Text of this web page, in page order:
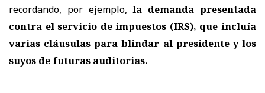
recordando, por ejemplo,la demanda presentada
contra el servicio de impuestos (IRS), que incluía
varias cláusulas para blindar al presidente y los
suyos de futuras auditorias.